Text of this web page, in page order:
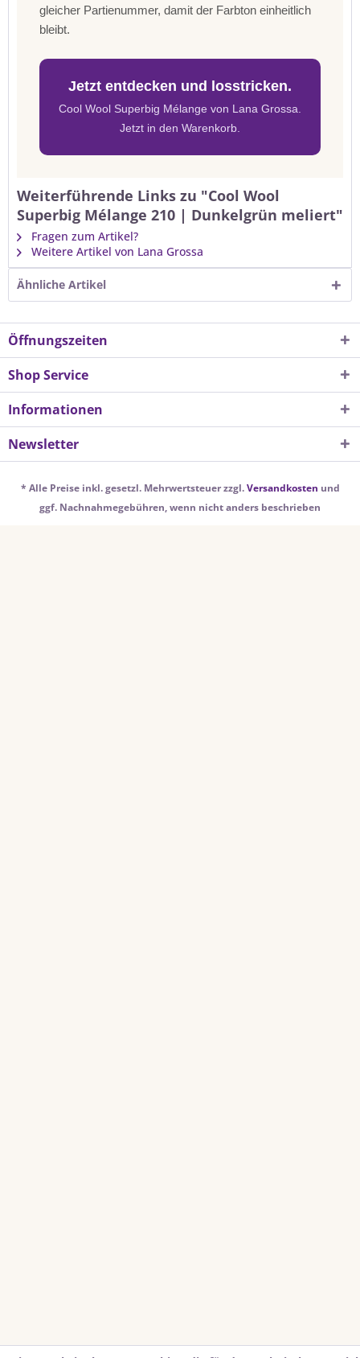
gleicher Partienummer, damit der Farbton einheitlich
bleibt.
Jetzt entdecken und losstricken.
Cool Wool Superbig Mélange von Lana Grossa.
Jetzt in den Warenkorb.
Weiterführende Links zu "Cool Wool
Superbig Mélange 210 | Dunkelgrün meliert"
Fragen zum Artikel?
Weitere Artikel von Lana Grossa
Ähnliche Artikel
Öffnungszeiten
Shop Service
Informationen
Newsletter
* Alle Preise inkl. gesetzl. Mehrwertsteuer zzgl.Versandkosten und
ggf. Nachnahmegebühren, wenn nicht anders beschrieben